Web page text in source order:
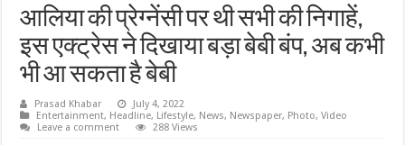
आलिया की प्रेग्नेंसी पर थी सभी की निगाहें,
इस एक्ट्रेस ने दिखाया बड़ा बेबी बंप, अब कभी
भी आ सकता है बेबी
Prasad Khabar
July 4, 2022
Entertainment, Headline, Lifestyle, News, Newspaper, Photo,Video
Leave a comment
288 Views